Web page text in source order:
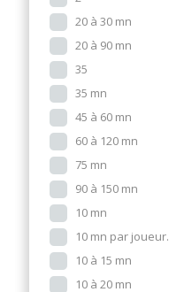
20 à 30 mn
20 à 90 mn
35
35 mn
45 à 60 mn
60 à 120 mn
75 mn
90 à 150 mn
10 mn
10 mn par joueur.
10 à 15 mn
10 à 20 mn